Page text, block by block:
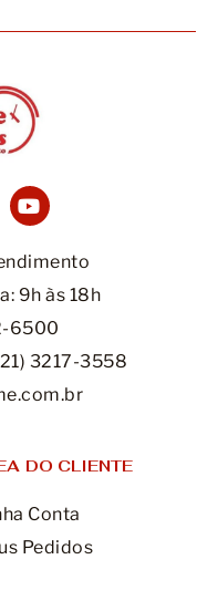
9h às 18h
6500
3217-3558
DO CLIENTE
Conta
Pedidos